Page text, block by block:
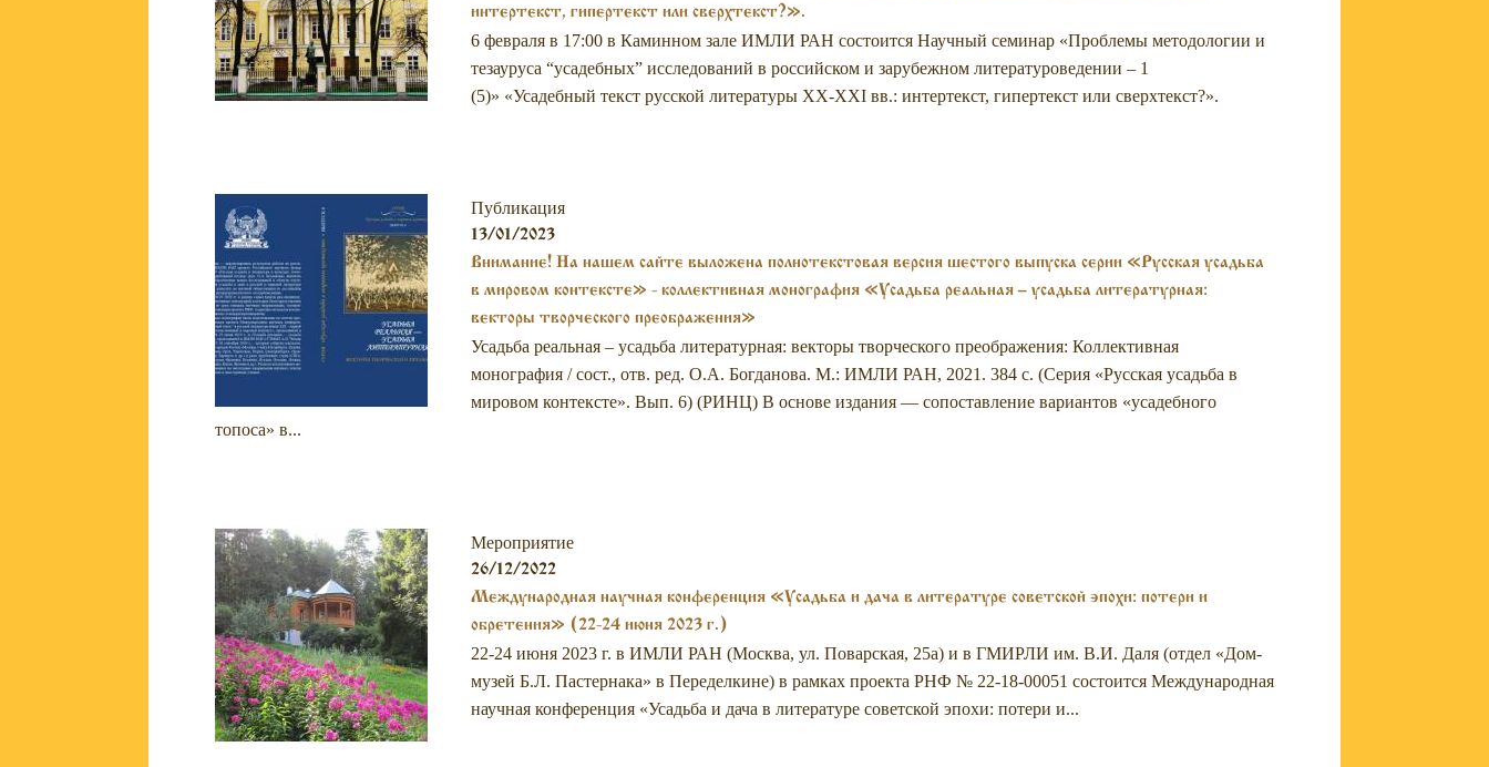
интертекст, гипертекст или сверхтекст?».
6 февраля в 17:00 в Каминном зале ИМЛИ РАН состоится Научный семинар «Проблемы методологии и
тезауруса “усадебных” исследований в российском и зарубежном литературоведении – 1
(5)» «Усадебный текст русской литературы XX-XXI вв.: интертекст, гипертекст или сверхтекст?».
Публикация
13/01/2023
Внимание! На нашем сайте выложена полнотекстовая версия шестого выпуска серии «Русская усадьба
в мировом контексте» - коллективная монография «Усадьба реальная – усадьба литературная:
векторы творческого преображения»
Усадьба реальная – усадьба литературная: векторы творческого преображения: Коллективная
монография / сост., отв. ред. О.А. Богданова. М.: ИМЛИ РАН, 2021. 384 с. (Серия «Русская усадьба в
мировом контексте». Вып. 6) (РИНЦ) В основе издания — сопоставление вариантов «усадебного
топоса» в...
Мероприятие
26/12/2022
Международная научная конференция «Усадьба и дача в литературе советской эпохи: потери и
обретения» (22-24 июня 2023 г.)
22-24 июня 2023 г. в ИМЛИ РАН (Москва, ул. Поварская, 25а) и в ГМИРЛИ им. В.И. Даля (отдел «Дом-
музей Б.Л. Пастернака» в Переделкине) в рамках проекта РНФ № 22-18-00051 состоится Международная
научная конференция «Усадьба и дача в литературе советской эпохи: потери и...